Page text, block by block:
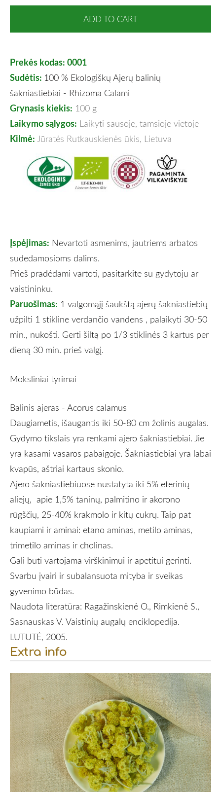
Extra info
ADD TO CART
Prekės kodas: 0001
Sudėtis: 100 % Ekologiškų Ajerų balinių
šakniastiebiai - Rhizoma Calami
Grynasis kiekis: 100 g
Laikymo sąlygos: Laikyti sausoje, tamsioje vietoje
Kilmė: Jūratės Rutkauskienės ūkis, Lietuva
Įspėjimas: Nevartoti asmenims, jautriems arbatos
sudedamosioms dalims.
Prieš pradėdami vartoti, pasitarkite su gydytoju ar
vaistininku.
Paruošimas: 1 valgomąjį šaukštą ajerų šakniastiebių
užpilti 1 stikline verdančio vandens , palaikyti 30-50
min., nukošti. Gerti šiltą po 1/3 stiklinės 3 kartus per
dieną 30 min. prieš valgį.
Moksliniai tyrimai
Balinis ajeras - Acorus calamus
Daugiametis, išaugantis iki 50-80 cm žolinis augalas.
Gydymo tikslais yra renkami ajero šakniastiebiai. Jie
yra kasami vasaros pabaigoje. Šakniastiebiai yra labai
kvapūs, aštriai kartaus skonio.
Ajero šakniastiebiuose nustatyta iki 5% eterinių
aliejų, apie 1,5% taninų, palmitino ir akorono
rūgščių, 25-40% krakmolo ir kitų cukrų. Taip pat
kaupiami ir aminai: etano aminas, metilo aminas,
trimetilo aminas ir cholinas.
Gali būti vartojama virškinimui ir apetitui gerinti.
Svarbu įvairi ir subalansuota mityba ir sveikas
gyvenimo būdas.
Naudota literatūra: Ragažinskienė O., Rimkienė S.,
Sasnauskas V. Vaistinių augalų enciklopedija.
LUTUTĖ, 2005.